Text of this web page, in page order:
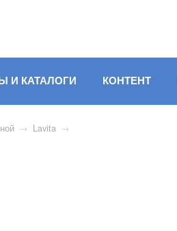
И КАТАЛОГИ КОНТЕНТ
→ Lavita →